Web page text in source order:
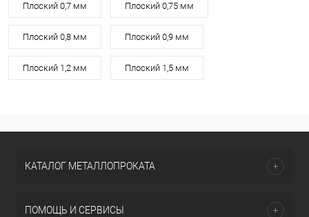
Плоский 0,7 мм Плоский 0,75 мм
Плоский 0,8 мм Плоский 0,9 мм
Плоский 1,2 мм Плоский 1,5 мм
КАТАЛОГ МЕТАЛЛОПРОКАТА
ПОМОЩЬ И СЕРВИСЫ